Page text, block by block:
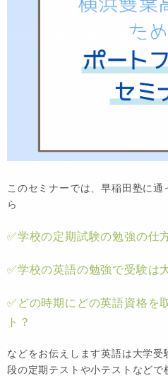
このセミナーでは、早稲田塾に
ら
✅学校の定期試験の勉強の仕
✅学校の英語の勉強で受験は
✅どの時期にどの英語資格を
ト？
などをお伝えします英語は大学
段の定期テストや小テストなどで